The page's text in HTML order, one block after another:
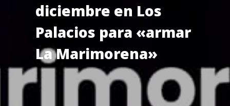
diciembre en Los
Palacios para «armar
La Marimorena»